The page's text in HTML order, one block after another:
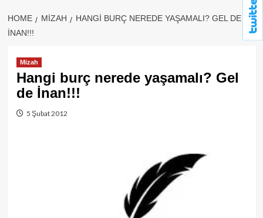
HOME MIZAH
HANGI BURÇ NEREDE YAŞAMALI? GEL DE
İNAN!!!
Mizah
Hangi burç nerede yaşamalı? Gel
de İnan!!!
5 Şubat 2012